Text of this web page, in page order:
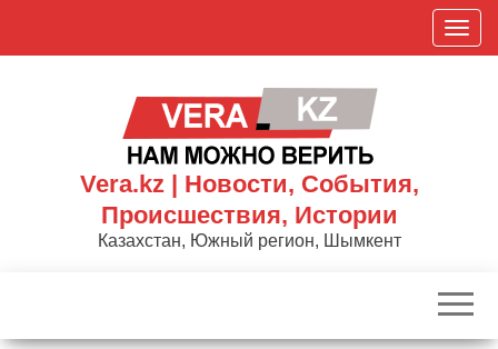
П
о
к
р
Vera.kz | Новости, События,
Происшествия, Истории
Казахстан, Южный регион, Шымкент